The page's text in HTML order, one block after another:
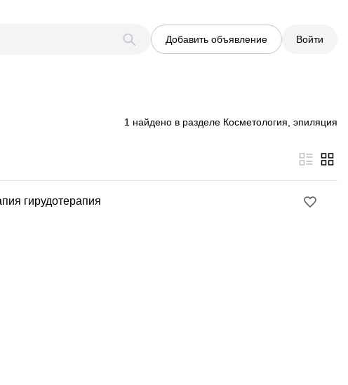
Добавить объявление Войти
1 найдено в разделе Косметология, эпиляция
гирудотерапия